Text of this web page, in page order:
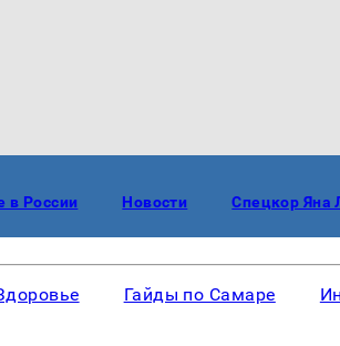
в России Новости Спецкор Яна
Гайды по Самаре